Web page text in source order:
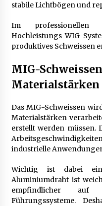
stabile Lichtbögen und
Im professionellen
Hochleistungs-WIG-
produktives Schweissen
MIG-
Materialstärken
Das MIG-Schweissen
Materialstärken
erstellt werden müssen.
industrielle
Wichtig ist dabei
Aluminiumdraht ist
empfindlicher
Führungssysteme.